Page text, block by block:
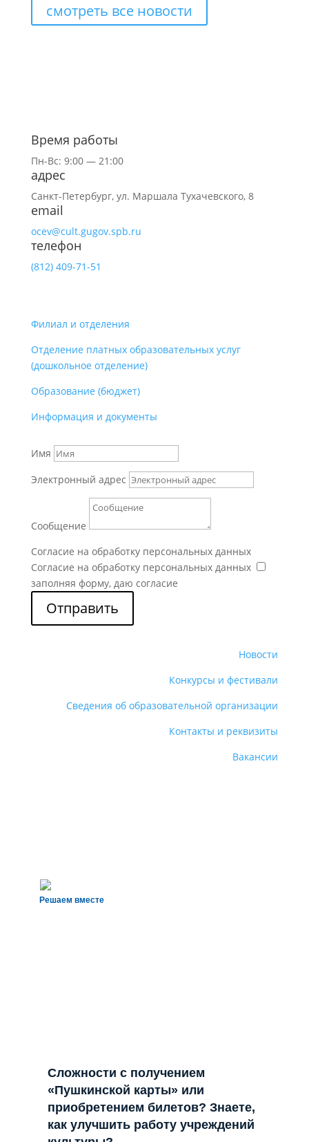
смотреть все новости
Время работы
Пн-Вс: 9:00 — 21:00
адрес
Санкт-Петербург, ул. Маршала Тухачевского, 8
email
ocev@cult.gugov.spb.ru
телефон
(812) 409-71-51
Филиал и отделения
Отделение платных образовательных услуг
(дошкольное отделение)
Образование (бюджет)
Информация и документы
Имя
Электронный адрес
Сообщение
Согласие на обработку персональных данных
Согласие на обработку персональных данных
заполняя форму, даю согласие
Отправить
Новости
Конкурсы и фестивали
Сведения об образовательной организации
Контакты и реквизиты
Вакансии
Решаем вместе
Сложности с получением
«Пушкинской карты» или
приобретением билетов? Знаете,
как улучшить работу учреждений